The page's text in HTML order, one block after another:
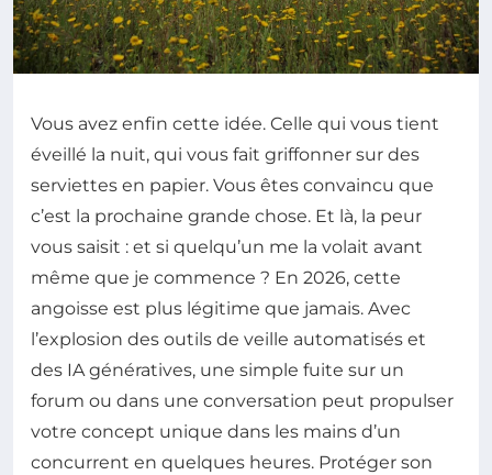
Vous avez enfin cette idée. Celle qui vous tient
éveillé la nuit, qui vous fait griffonner sur des
serviettes en papier. Vous êtes convaincu que
c’est la prochaine grande chose. Et là, la peur
vous saisit : et si quelqu’un me la volait avant
même que je commence ? En 2026, cette
angoisse est plus légitime que jamais. Avec
l’explosion des outils de veille automatisés et
des IA génératives, une simple fuite sur un
forum ou dans une conversation peut propulser
votre concept unique dans les mains d’un
concurrent en quelques heures. Protéger son